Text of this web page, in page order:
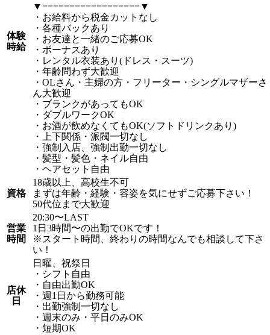
体験
時給
▼==================▼
・お給料から税金カットなし
・各種バックあり
・お友達と一緒のご応募OK
・ボーナスあり
・レンタル衣装あり(ドレス・スーツ)
・年齢問わず大歓迎
・OLさん・主婦の方・フリーター・シングルマザーさ
ん大歓迎
・ブランクがあってもOK
・ダブルワークOK
・お酒が飲めなくてもOK(ソフトドリンクあり)
・上下関係・派閥一切なし
・強制入店、強制出勤一切なし
・髪型・髪色・ネイル自由
・ヘアセット自由
資格
18歳以上、高校生不可
まずは年齢・経験・容姿を気にせずご応募下さい！
50代位まで大歓迎
営業
時間
20:30〜LAST
1日3時間〜の出勤でOKです！
※スタート時間、終わりの時間なんでも相談して下さ
い！
店休
日
日曜、祝祭日
・シフト自由
・自由出勤OK
・週1日から勤務可能
・出勤強制一切なし
・週末のみ・平日のみOK
・短期OK